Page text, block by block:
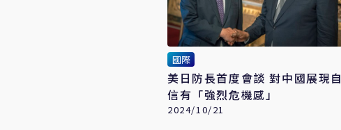
國際
美日防長首度會談 對中國展現自
信有「強烈危機感」
2024/10/21